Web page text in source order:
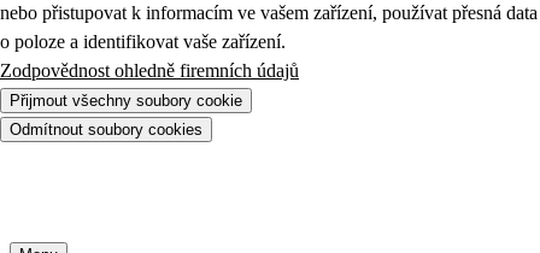
nebo přistupovat k informacím ve vašem zařízení, používat přesná data
o poloze a identifikovat vaše zařízení.
Zodpovědnost ohledně firemních údajů
Přijmout všechny soubory cookie
Odmítnout soubory cookies